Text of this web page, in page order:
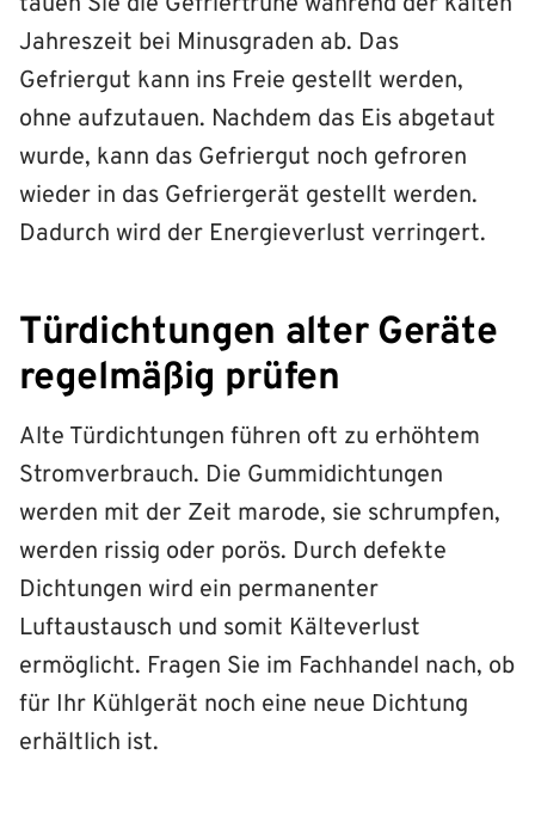
Jahreszeit bei Minusgraden ab. Das
Gefriergut kann ins Freie gestellt werden,
ohne aufzutauen. Nachdem das Eis abgetaut
wurde, kann das Gefriergut noch gefroren
wieder in das Gefriergerät gestellt werden.
Dadurch wird der Energieverlust verringert.
Türdichtungen alter Geräte
regelmäßig prüfen
Alte Türdichtungen führen oft zu erhöhtem
Stromverbrauch. Die Gummidichtungen
werden mit der Zeit marode, sie schrumpfen,
werden rissig oder porös. Durch defekte
Dichtungen wird ein permanenter
Luftaustausch und somit Kälteverlust
ermöglicht. Fragen Sie im Fachhandel nach, ob
für Ihr Kühlgerät noch eine neue Dichtung
erhältlich ist.